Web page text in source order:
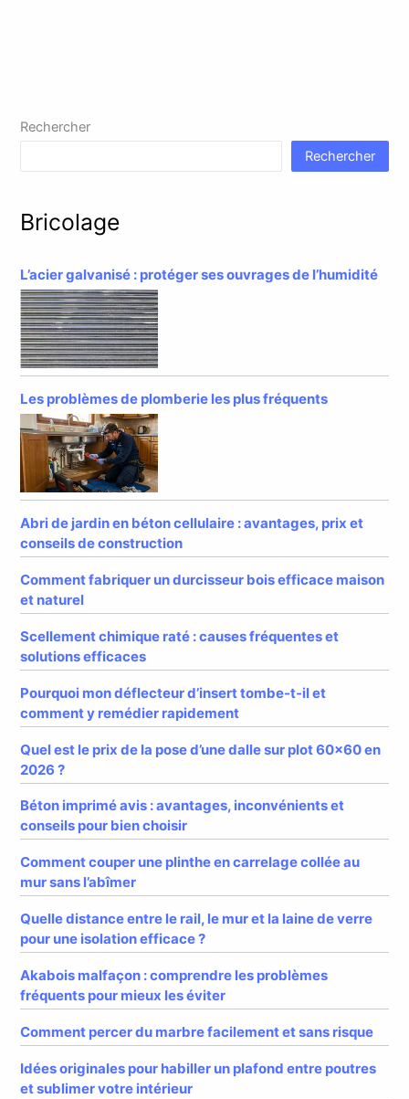
Rechercher
Rechercher
Bricolage
L’acier galvanisé : protéger ses ouvrages de l’humidité
Les problèmes de plomberie les plus fréquents
Abri de jardin en béton cellulaire : avantages, prix et
conseils de construction
Comment fabriquer un durcisseur bois efficace maison
et naturel
Scellement chimique raté : causes fréquentes et
solutions efficaces
Pourquoi mon déflecteur d’insert tombe-t-il et
comment y remédier rapidement
Quel est le prix de la pose d’une dalle sur plot 60×60 en
2026 ?
Béton imprimé avis : avantages, inconvénients et
conseils pour bien choisir
Comment couper une plinthe en carrelage collée au
mur sans l’abîmer
Quelle distance entre le rail, le mur et la laine de verre
pour une isolation efficace ?
Akabois malfaçon : comprendre les problèmes
fréquents pour mieux les éviter
Comment percer du marbre facilement et sans risque
Idées originales pour habiller un plafond entre poutres
et sublimer votre intérieur